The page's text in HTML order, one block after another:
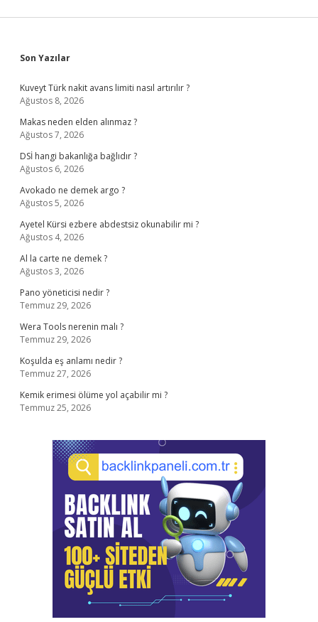
Sidebar
Son Yazılar
Kuveyt Türk nakit avans limiti nasıl artırılır ?
Ağustos 8, 2026
Makas neden elden alınmaz ?
Ağustos 7, 2026
DSİ hangi bakanlığa bağlıdır ?
Ağustos 6, 2026
Avokado ne demek argo ?
Ağustos 5, 2026
Ayetel Kürsi ezbere abdestsiz okunabilir mi ?
Ağustos 4, 2026
Al la carte ne demek ?
Ağustos 3, 2026
Pano yöneticisi nedir ?
Temmuz 29, 2026
Wera Tools nerenin malı ?
Temmuz 29, 2026
Koşulda eş anlamı nedir ?
Temmuz 27, 2026
Kemik erimesi ölüme yol açabilir mi ?
Temmuz 25, 2026